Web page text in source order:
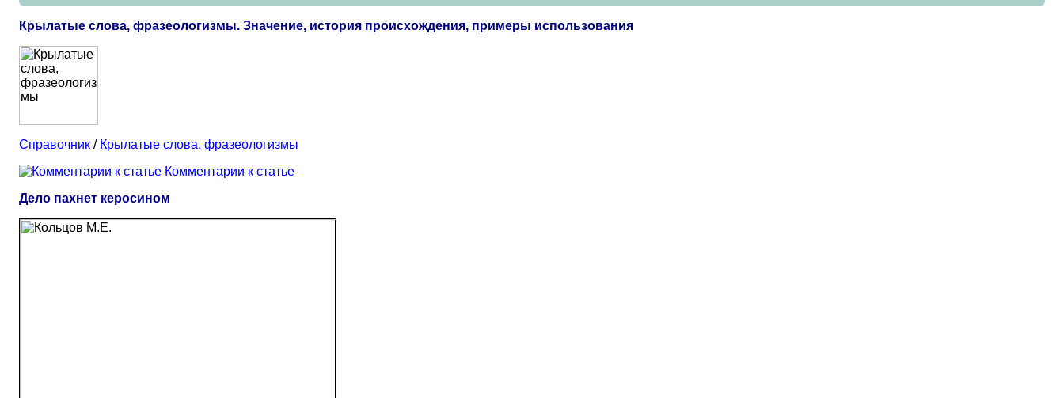
Крылатые слова, фразеологизмы. Значение, история происхождения, примеры использования
Справочник / Крылатые слова, фразеологизмы
Комментарии к статье
Дело пахнет керосином